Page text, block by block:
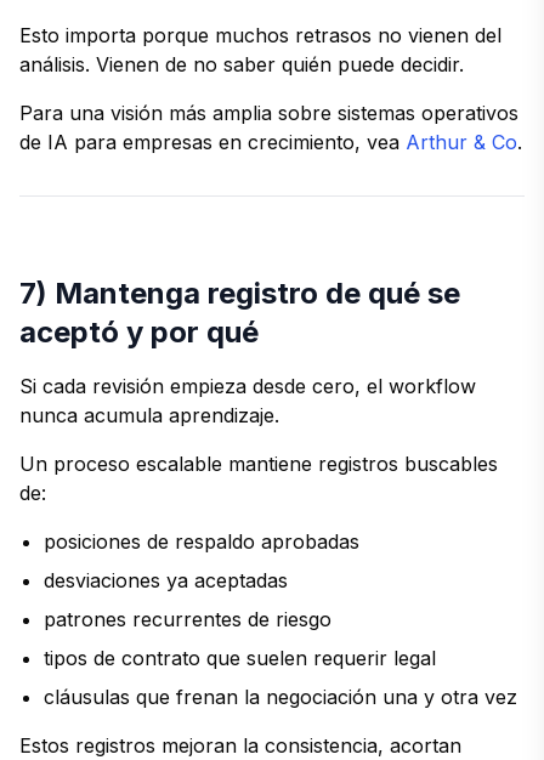
Esto importa porque muchos retrasos no vienen del
análisis. Vienen de no saber quién puede decidir.
Para una visión más amplia sobre sistemas operativos
de IA para empresas en crecimiento, vea Arthur & Co.
7) Mantenga registro de qué se
aceptó y por qué
Si cada revisión empieza desde cero, el workflow
nunca acumula aprendizaje.
Un proceso escalable mantiene registros buscables
de:
posiciones de respaldo aprobadas
desviaciones ya aceptadas
patrones recurrentes de riesgo
tipos de contrato que suelen requerir legal
cláusulas que frenan la negociación una y otra vez
Estos registros mejoran la consistencia, acortan